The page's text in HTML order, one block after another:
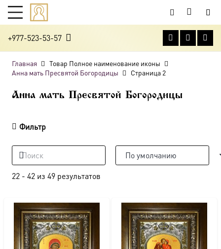
+977-523-53-57
Главная
Товар Полное наименование иконы
Анна мать Пресвятой Богородицы
Страница 2
Анна мать Пресвятой Богородицы
Фильтр
22 - 42 из 49 результатов